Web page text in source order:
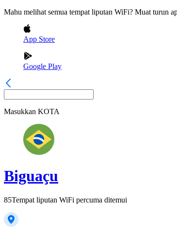
Mahu melihat semua tempat liputan WiFi? Muat turun
App Store
Google Play
Masukkan KOTA
Biguaçu
85Tempat liputan WiFi percuma ditemui